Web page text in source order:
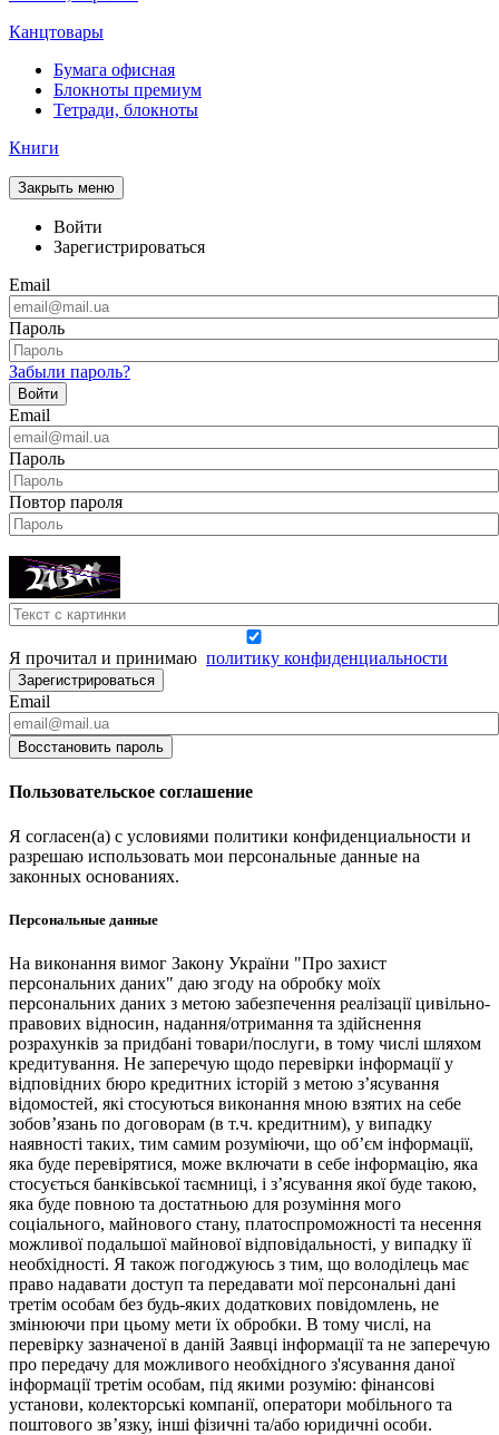
Канцтовары
Бумага офисная
Блокноты премиум
Тетради, блокноты
Книги
Закрыть меню
Войти
Зарегистрироваться
Email
Пароль
Забыли пароль?
Войти
Email
Пароль
Повтор пароля
Я прочитал и принимаю политику конфиденциальности
Зарегистрироваться
Email
Восстановить пароль
Пользовательское соглашение
Я согласен(а) с условиями политики конфиденциальности и
разрешаю использовать мои персональные данные на
законных основаниях.
Персональные данные
На виконання вимог Закону України "Про захист
персональних даних" даю згоду на обробку моїх
персональних даних з метою забезпечення реалізації цивільно-
правових відносин, надання/отримання та здійснення
розрахунків за придбані товари/послуги, в тому числі шляхом
кредитування. Не заперечую щодо перевірки інформації у
відповідних бюро кредитних історій з метою з’ясування
відомостей, які стосуються виконання мною взятих на себе
зобов’язань по договорам (в т.ч. кредитним), у випадку
наявності таких, тим самим розуміючи, що об’єм інформації,
яка буде перевірятися, може включати в себе інформацію, яка
стосується банківської таємниці, і з’ясування якої буде такою,
яка буде повною та достатньою для розуміння мого
соціального, майнового стану, платоспроможності та несення
можливої подальшої майнової відповідальності, у випадку її
необхідності. Я також погоджуюсь з тим, що володілець має
право надавати доступ та передавати мої персональні дані
третім особам без будь-яких додаткових повідомлень, не
змінюючи при цьому мети їх обробки. В тому числі, на
перевірку зазначеної в даній Заявці інформації та не заперечую
про передачу для можливого необхідного з'ясування даної
інформації третім особам, під якими розумію: фінансові
установи, колекторські компанії, оператори мобільного та
поштового зв’язку, інші фізичні та/або юридичні особи.